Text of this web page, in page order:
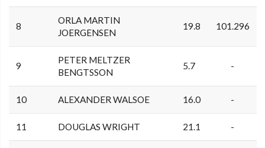
8
ORLA MARTIN
JOERGENSEN
19.8 101.296
9
PETER MELTZER
BENGTSSON
5.7 -
10 ALEXANDER WALSOE 16.0 -
11 DOUGLAS WRIGHT 21.1 -